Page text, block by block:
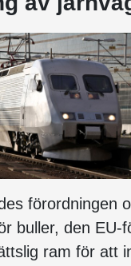
förordningen
buller, den EU-
ram för att